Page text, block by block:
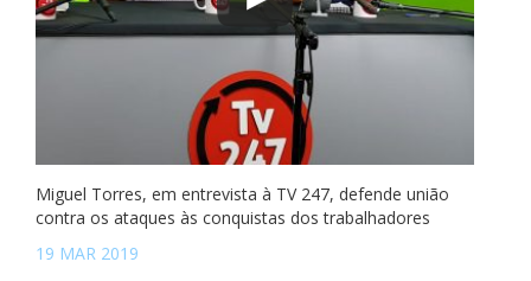
Miguel Torres, em entrevista à TV 247, defende união
contra os ataques às conquistas dos trabalhadores
19 MAR 2019